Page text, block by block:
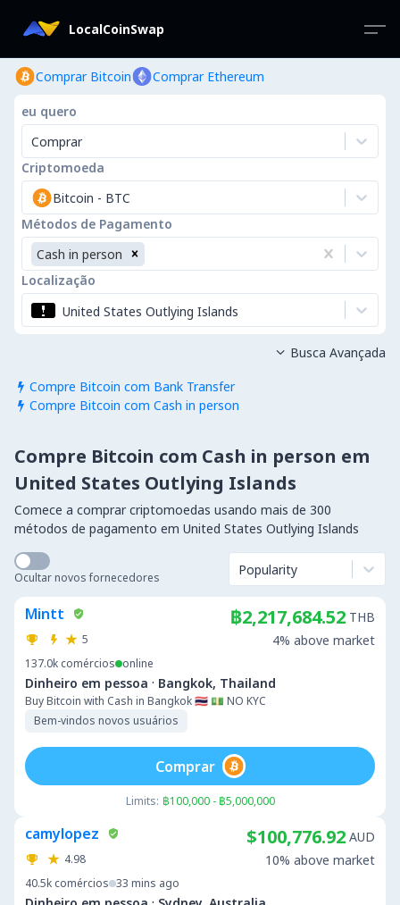
LocalCoinSwap
Comprar Bitcoin Comprar Ethereum
eu quero
Comprar
Criptomoeda
Bitcoin - BTC
Métodos de Pagamento
Cash in person
Localização
United States Outlying Islands
 Compre Bitcoin com Bank Transfer
 Compre Bitcoin com Cash in person
 Busca Avançada
Compre Bitcoin com Cash in person em
United States Outlying Islands
Comece a comprar criptomoedas usando mais de 300
métodos de pagamento em United States Outlying Islands
Ocultar novos fornecedores Popularity
Mintt
5
137.0k comércios online
Dinheiro em pessoa · Bangkok, Thailand
Buy Bitcoin with Cash in Bangkok 🇹🇭 💵 NO KYC
Bem-vindos novos usuários
฿2,217,684.52 THB
4% above market
Limits: ฿100,000 - ฿5,000,000
Comprar
camylopez
4.98
40.5k comércios 33 mins ago
$100,776.92 AUD
10% above market